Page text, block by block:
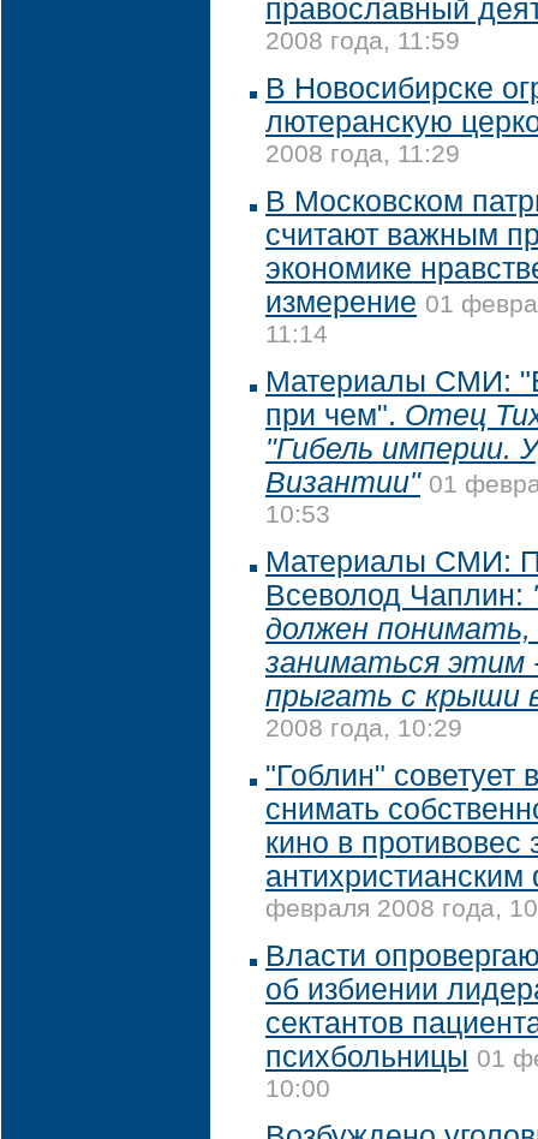
православный
2008 года, 11:59
В Новосибирске
лютеранскую
2008 года, 11:29
В Московском
считают важным
экономике
измерение 01
11:14
Материалы СМИ:
при чем". Отец
"Гибель империи.
Византии" 01
10:53
Материалы СМИ:
Всеволод Чаплин:
должен понимать,
заниматься этим
прыгать с крыши
2008 года, 10:29
"Гоблин"
снимать
кино в
февраля 2008 года,
Власти
об избиении
сектантов
психбольницы 01
10:00